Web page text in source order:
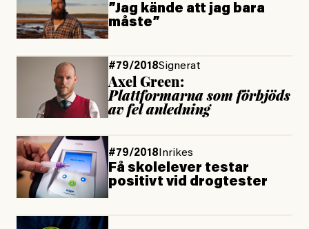
”Jag kände att jag bara
måste”
#79/2018Signerat
Axel Green:
Plattformarna som förbjöds
av fel anledning
#79/2018 Inrikes
Få skolelever testar
positivt vid drogtester